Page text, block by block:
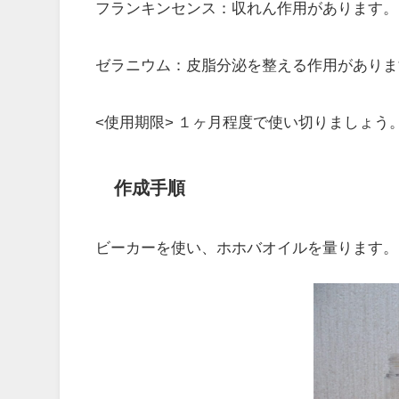
フランキンセンス：収れん作用があります。
ゼラニウム：皮脂分泌を整える作用があり
<使用期限> １ヶ月程度で使い切りましょう
作成手順
ビーカーを使い、ホホバオイルを量ります。